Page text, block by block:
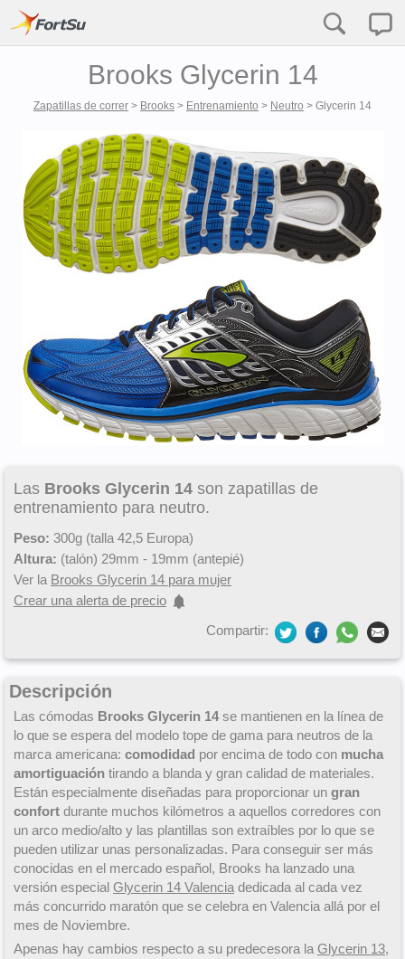
Brooks Glycerin 14
Zapatillas de correr > Brooks > Entrenamiento > Neutro > Glycerin 14
Las Brooks Glycerin 14 son zapatillas de
entrenamiento para neutro.
Peso: 300g (talla 42,5 Europa)
Altura: (talón) 29mm - 19mm (antepié)
Ver la Brooks Glycerin 14 para mujer
Crear una alerta de precio
Compartir:
Descripción
Las cómodas Brooks Glycerin 14se mantienen en la línea de
lo que se espera del modelo tope de gama para neutros de la
marca americana: comodidad por encima de todo con mucha
amortiguación tirando a blanda y gran calidad de materiales.
Están especialmente diseñadas para proporcionar un gran
confort durante muchos kilómetros a aquellos corredores con
un arco medio/alto y las plantillas son extraíbles por lo que se
pueden utilizar unas personalizadas. Para conseguir ser más
conocidas en el mercado español, Brooks ha lanzado una
versión especial Glycerin 14 Valencia dedicada al cada vez
más concurrido maratón que se celebra en Valencia allá por el
mes de Noviembre.
Apenas hay cambios respecto a su predecesora la Glycerin 13,